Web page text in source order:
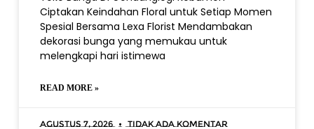
Ciptakan Keindahan Floral untuk Setiap Momen
Spesial Bersama Lexa Florist Mendambakan
dekorasi bunga yang memukau untuk
melengkapi hari istimewa
READ MORE »
Agustus 7, 2026 Tidak ada komentar